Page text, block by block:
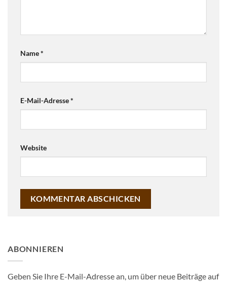
Name*
E-Mail-Adresse*
Website
ABONNIEREN
Geben Sie Ihre E-Mail-Adresse an, um über neue Beiträge auf